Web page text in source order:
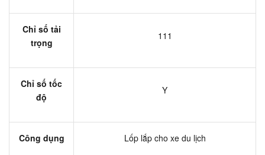
Chỉ số tải
trọng
111
Chỉ số tốc
độ
Y
Công dụng Lốp lắp cho xe du lịch